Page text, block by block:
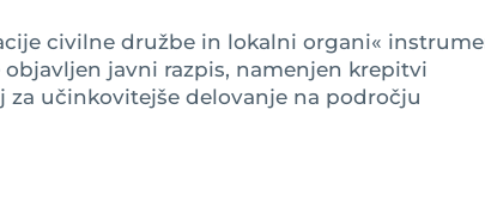
civilne družbe in lokalni organi«
javni razpis, namenjen krepitvi
učinkovitejše delovanje na področju